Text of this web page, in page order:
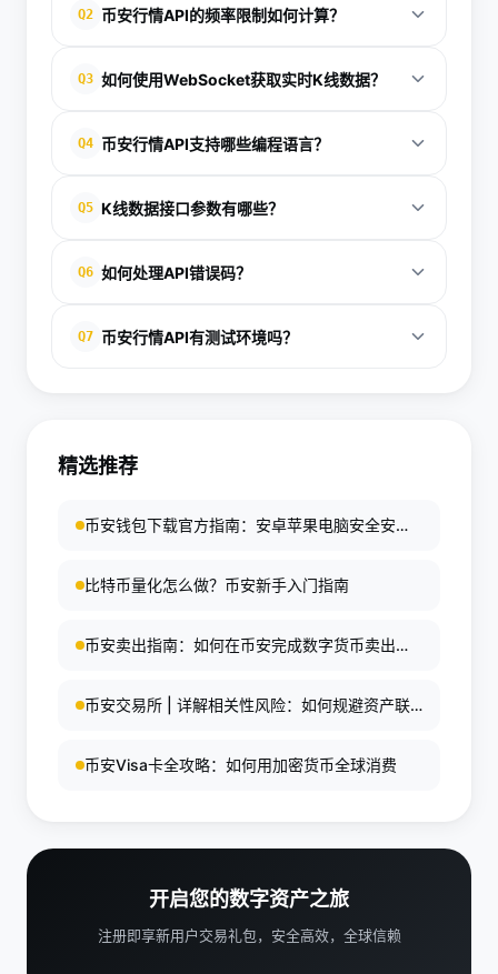
Q2 币安行情API的频率限制如何计算？
批量超50对上限200。总令牌每分钟1200，超限返
控使用量。WebSocket无权重限，但单连接1024流上
用于历史查询，间隔请求避免峰值。[3][4][10]
Q3 如何使用WebSocket获取实时K线数据？
JSON：{"method":"SUBSCRIBE","params":
high、low、close、volume等字段，时间戳为开盘时
PING。断线自动重连，监听error流。适用于高频交
Q4 币安行情API支持哪些编程语言？
库。Postman Collections支持无代码测试。文档含多
富，binance-python等封装权重管理和重试。推荐从
Q5 K线数据接口参数有哪些？
BTCUSDT），interval（1m/5m/1h等），limit（默认
戳）。返回数组：[开盘时间、开、最高、最低、收、
Q6 如何处理API错误码？
symbol、-1220状态不匹配。响应含code和msg字
Q7 币安行情API有测试环境吗？
文档详尽。合约测试网另行提供。强烈推荐上线前充
精选推荐
币安钱包下载官方指南：安卓苹果电脑安全安装
比特币量化怎么做？币安新手入门指南
币安卖出指南：如何在币安完成数字货币卖出操
币安交易所 | 详解相关性风险：如何规避资产联
币安Visa卡全攻略：如何用加密货币全球消费
开启您的数字资产之旅
注册即享新用户交易礼包，安全高效，全球信赖